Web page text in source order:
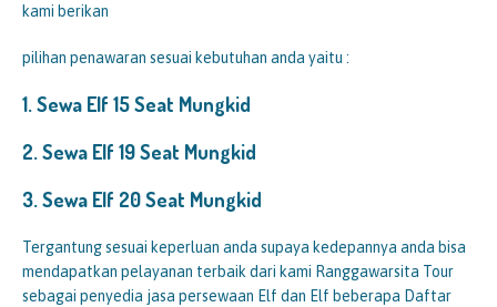
kami berikan
pilihan penawaran sesuai kebutuhan anda yaitu :
1.Sewa Elf 15 Seat Mungkid
2.Sewa Elf 19 Seat Mungkid
3.Sewa Elf 20 Seat Mungkid
Tergantung sesuai keperluan anda supaya kedepannya anda bisa
mendapatkan pelayanan terbaik dari kami Ranggawarsita Tour
sebagai penyedia jasa persewaan Elf dan Elf beberapa Daftar